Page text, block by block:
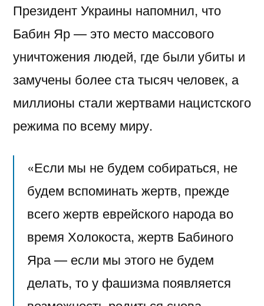
Президент Украины напомнил, что
Бабин Яр — это место массового
уничтожения людей, где были убиты и
замучены более ста тысяч человек, а
миллионы стали жертвами нацистского
режима по всему миру.
«Если мы не будем собираться, не
будем вспоминать жертв, прежде
всего жертв еврейского народа во
время Холокоста, жертв Бабиного
Яра — если мы этого не будем
делать, то у фашизма появляется